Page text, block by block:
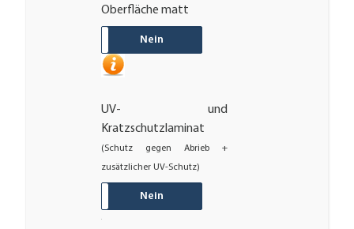
Oberfläche matt
Nein
UV- und
Kratzschutzlaminat
(Schutz gegen Abrieb +
zusätzlicher UV-Schutz)
Nein